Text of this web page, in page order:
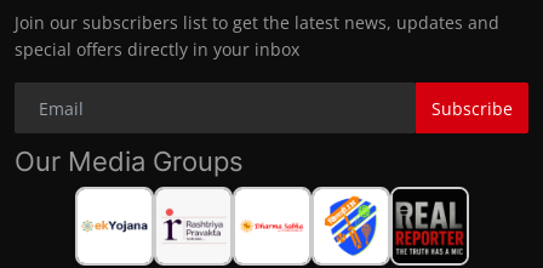
Join our subscribers list to get the latest news, updates and
special offers directly in your inbox
Subscribe
Our Media Groups